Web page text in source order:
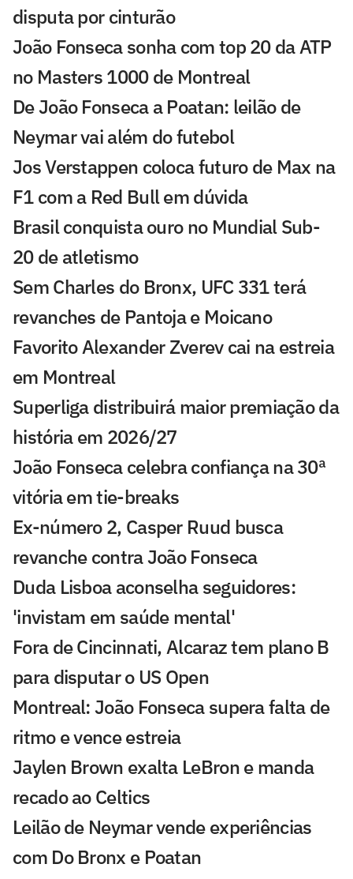
disputa por cinturão
João Fonseca sonha com top 20 da ATP
no Masters 1000 de Montreal
De João Fonseca a Poatan: leilão de
Neymar vai além do futebol
Jos Verstappen coloca futuro de Max na
F1 com a Red Bull em dúvida
Brasil conquista ouro no Mundial Sub-
20 de atletismo
Sem Charles do Bronx, UFC 331 terá
revanches de Pantoja e Moicano
Favorito Alexander Zverev cai na estreia
em Montreal
Superliga distribuirá maior premiação da
história em 2026/27
João Fonseca celebra confiança na 30ª
vitória em tie-breaks
Ex-número 2, Casper Ruud busca
revanche contra João Fonseca
Duda Lisboa aconselha seguidores:
'invistam em saúde mental'
Fora de Cincinnati, Alcaraz tem plano B
para disputar o US Open
Montreal: João Fonseca supera falta de
ritmo e vence estreia
Jaylen Brown exalta LeBron e manda
recado ao Celtics
Leilão de Neymar vende experiências
com Do Bronx e Poatan